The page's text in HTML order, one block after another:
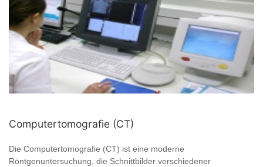
Computertomografie (CT)
Die Computertomografie (CT) ist eine moderne
Röntgenuntersuchung, die Schnittbilder verschiedener